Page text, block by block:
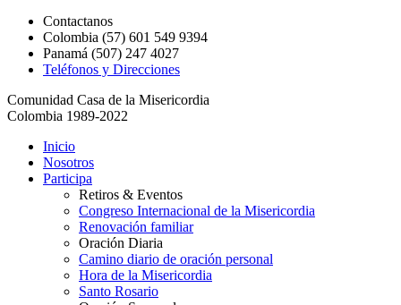
Contactanos
Colombia (57) 601 549 9394
Panamá (507) 247 4027
Teléfonos y Direcciones
Comunidad Casa de la Misericordia
Colombia 1989-2022
Inicio
Nosotros
Participa
Retiros & Eventos
Congreso Internacional de la Misericordia
Renovación familiar
Oración Diaria
Camino diario de oración personal
Hora de la Misericordia
Santo Rosario